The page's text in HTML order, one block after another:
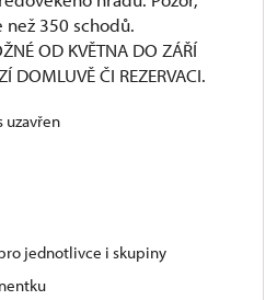
350 schodů.
OD KVĚTNA DO ZÁŘÍ
DOMLUVĚ ČI REZERVACI.
uzavřen
jednotlivce i skupiny